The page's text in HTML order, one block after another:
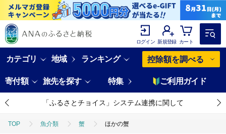
ログイン 新規登録 カート
カテゴリ 地域 ランキング 控除額を調べる
寄付額 旅先を探す 特集 ご利用ガイド
「ふるさとチョイス」システム連携に関して
TOP 魚介類 蟹 ほかの蟹